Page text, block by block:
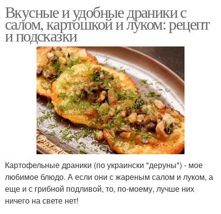
Вкусные и удобные драники с
салом, картошкой и луком: рецепт
и подсказки
Картофельные драники (по украински "деруны") - мое
любимое блюдо. А если они с жареным салом и луком, а
еще и с грибной подливой, то, по-моему, лучше них
ничего на свете нет!